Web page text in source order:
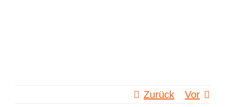
Zurück Vor